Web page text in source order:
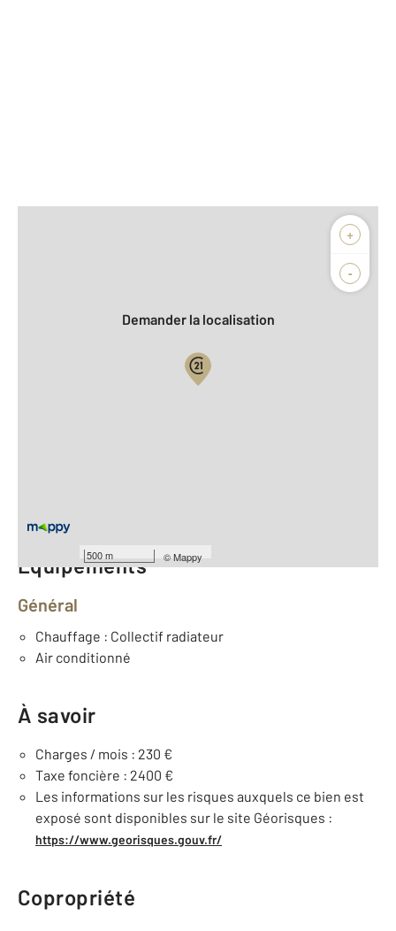
+
-
500 m ©Mappy
Biens vendus
Demander la localisation
Équipements
Général
Chauffage : Collectif radiateur
Air conditionné
À savoir
Charges / mois : 230 €
Taxe foncière : 2400 €
Les informations sur les risques auxquels ce bien est
exposé sont disponibles sur le site Géorisques :
https://www.georisques.gouv.fr/
Copropriété